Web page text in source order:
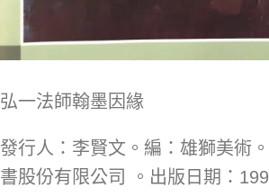
弘一法師翰墨因緣
發行人：李賢文。編：雄獅美術
書股份有限公司 。出版日期：